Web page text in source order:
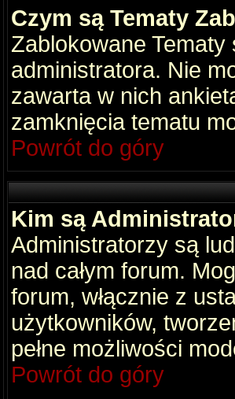
Czym są Tematy
Zablokowane
administratora. Nie
zawarta w nich
zamknięcia tematu
Powrót do góry
Kim są
Administratorzy są
nad całym forum.
forum, włącznie z
użytkowników,
pełne możliwości
Powrót do góry